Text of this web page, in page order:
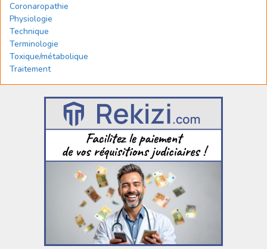
Coronaropathie
Physiologie
Technique
Terminologie
Toxique/métabolique
Traitement